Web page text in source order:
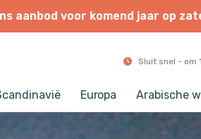
aanbod voor komend jaar op
Sluit snel - om
Europa Arabische